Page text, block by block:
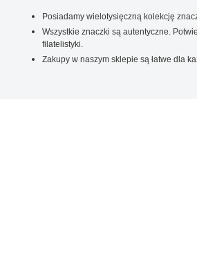
Posiadamy wielotysięczną kolekcję
Wszystkie znaczki są autentyczne.
filatelistyki.
Zakupy w naszym sklepie są łatwe dla